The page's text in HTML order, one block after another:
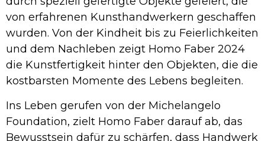
von erfahrenen Kunsthandwerkern geschaffen
wurden. Von der Kindheit bis zu Feierlichkeiten
und dem Nachleben zeigt Homo Faber 2024
die Kunstfertigkeit hinter den Objekten, die die
kostbarsten Momente des Lebens begleiten.
Ins Leben gerufen von der Michelangelo
Foundation, zielt Homo Faber darauf ab, das
Bewusstsein dafür zu schärfen, dass Handwerk